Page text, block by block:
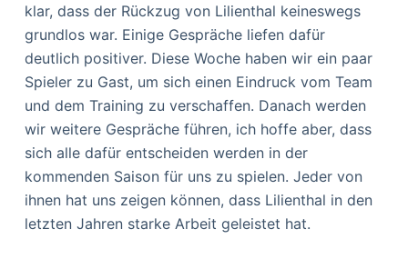
klar, dass der Rückzug von Lilienthal keineswegs
grundlos war. Einige Gespräche liefen dafür
deutlich positiver. Diese Woche haben wir ein paar
Spieler zu Gast, um sich einen Eindruck vom Team
und dem Training zu verschaffen. Danach werden
wir weitere Gespräche führen, ich hoffe aber, dass
sich alle dafür entscheiden werden in der
kommenden Saison für uns zu spielen. Jeder von
ihnen hat uns zeigen können, dass Lilienthal in den
letzten Jahren starke Arbeit geleistet hat.